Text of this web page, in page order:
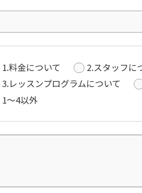
1.料金について
2.スタッフに
3.レッスンプログラムについて
1〜4以外